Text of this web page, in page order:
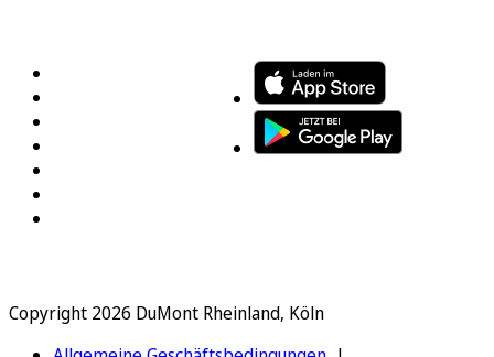
Copyright 2026 DuMont Rheinland, Köln